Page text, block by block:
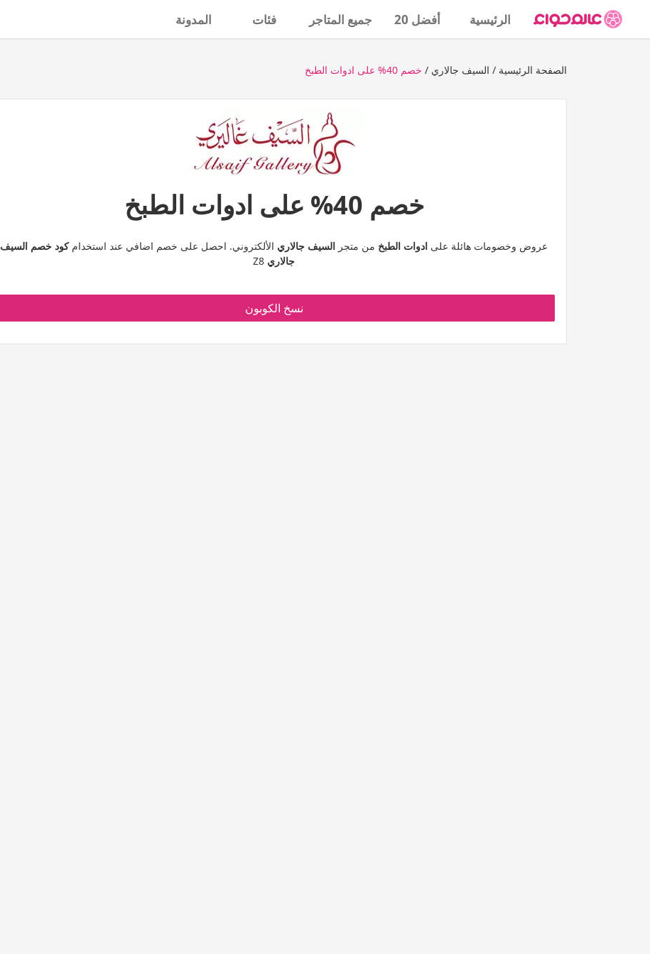
الرئيسية أفضل 20 جميع المتاجر فئات المدونة
الصفحة الرئيسية السيف جالاري خصم 40% على ادوات الطبخ
خصم 40% على ادوات الطبخ
عروض وخصومات هائلة على ادوات الطبخ من متجر السيف جالاري الألكتروني. احصل على خصم اضافي عند استخدامكود خصم السيف
جالاري
نسخ الكوبون